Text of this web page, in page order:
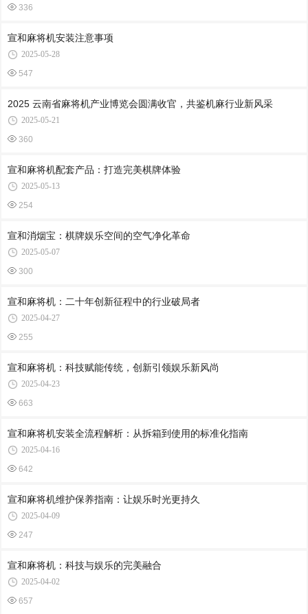
336
宣和麻将机安装注意事项
2025-05-28
547
2025 云南省麻将机产业博览会圆满收官，共鉴机麻行业新风采
2025-05-21
360
宣和麻将机配套产品：打造完美棋牌体验
2025-05-13
254
宣和消烟宝：棋牌娱乐空间的空气净化革命
2025-05-07
300
宣和麻将机：二十年创新征程中的行业破局者
2025-04-27
255
宣和麻将机：科技赋能传统，创新引领娱乐新风尚
2025-04-23
663
宣和麻将机安装全流程解析：从拆箱到使用的标准化指南
2025-04-16
642
宣和麻将机维护保养指南：让娱乐时光更持久
2025-04-09
247
宣和麻将机：科技与娱乐的完美融合
2025-04-02
657